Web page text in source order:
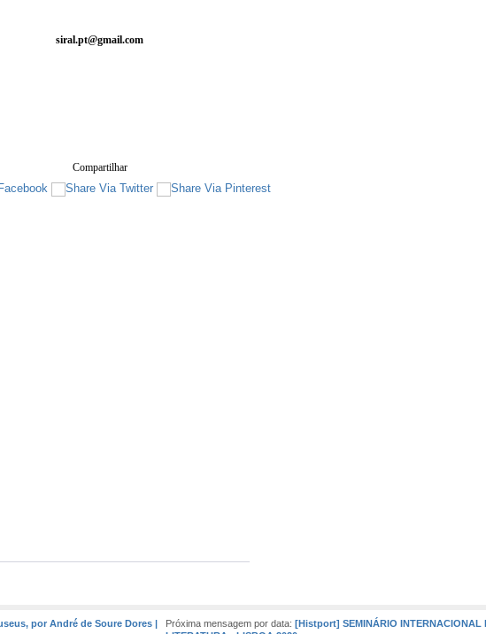
siral.pt@gmail.com
Compartilhar
por André de Soure Dores | Próxima mensagem por data: [Histport] SEMINÁRIO INTERNACIONAL